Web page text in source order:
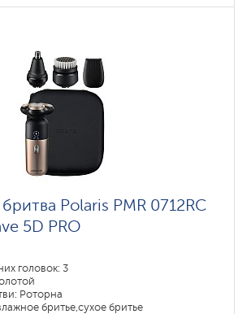
Polaris PMR 0712RC
5D PRO
головок: 3
Роторна
бритье,сухое бритье